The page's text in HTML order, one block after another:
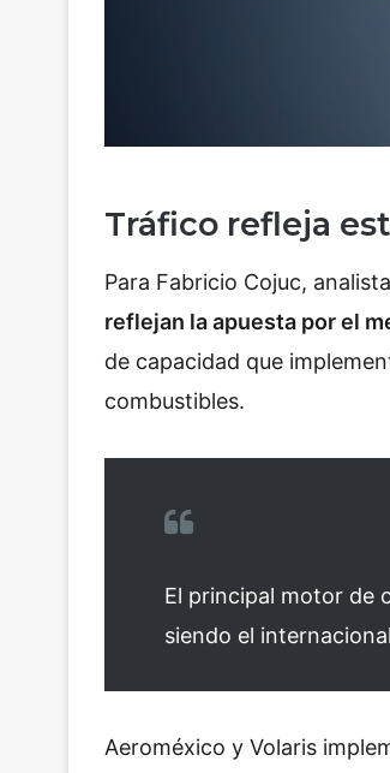
Tráfico refleja
Para Fabricio Cojuc,
reflejan la apuesta por el
de capacidad que
combustibles.
El principal motor de
siendo el
Aeroméxico y Volaris